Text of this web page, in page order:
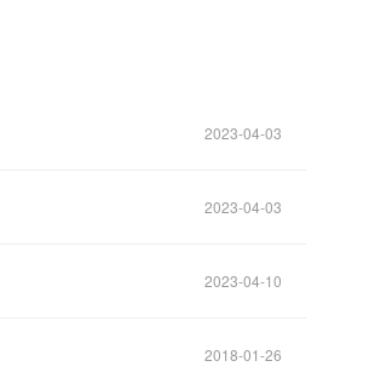
2023-04-03
2023-04-03
2023-04-10
2018-01-26